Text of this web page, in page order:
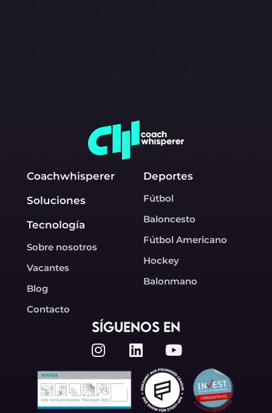
Coachwhisperer
Soluciones
Tecnología
Sobre nosotros
Vacantes
Blog
Contacto
Deportes
Fútbol
Baloncesto
Fútbol Americano
Hockey
Balonmano
SÍGUENOS EN